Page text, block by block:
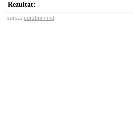
Rezultat: -
sursa: cursbnm.md